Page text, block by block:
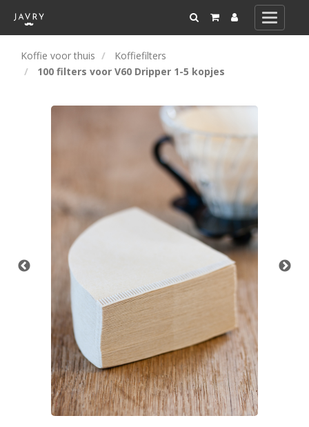
Toggle
Koffie voor thuis
Koffiefilters
100 filters voor V60 Dripper 1-5 kopjes